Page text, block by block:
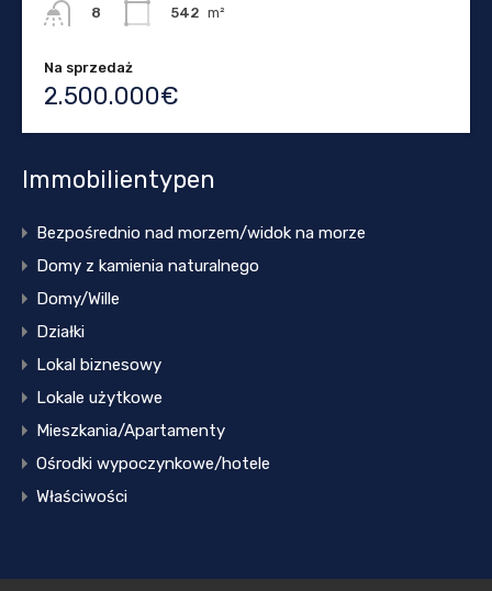
8
542 m²
Na sprzedaż
2.500.000€
Immobilientypen
Bezpośrednio nad morzem/widok na morze
Domy z kamienia naturalnego
Domy/Wille
Działki
Lokal biznesowy
Lokale użytkowe
Mieszkania/Apartamenty
Ośrodki wypoczynkowe/hotele
Właściwości